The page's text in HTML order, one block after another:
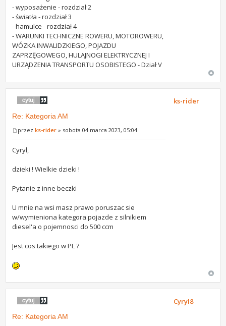
- wyposażenie - rozdział 2
- światła - rozdział 3
- hamulce - rozdział 4
- WARUNKI TECHNICZNE ROWERU, MOTOROWERU,
WÓZKA INWALIDZKIEGO, POJAZDU
ZAPRZĘGOWEGO, HULAJNOGI ELEKTRYCZNEJ I
URZĄDZENIA TRANSPORTU OSOBISTEGO - Dział V
Re: Kategoria AM
przezks-rider » sobota 04 marca 2023, 05:04
Cyryl,
dzieki ! Wielkie dzieki !
Pytanie z inne beczki
U mnie na wsi masz prawo poruszac sie
w/wymieniona kategora pojazde z silnikiem
diesel'a o pojemnosci do 500 ccm
Jest cos takiego w PL ?
ks-rider
Re: Kategoria AM
Cyryl8